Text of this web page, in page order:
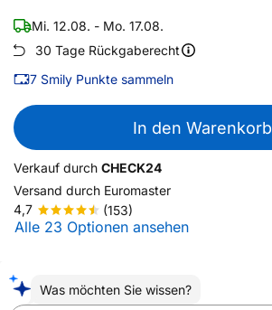
Mi. 12.08. - Mo. 17.08.
30 Tage Rückgaberecht
7 Smily Punkte sammeln
In den Warenkorb
Verkauf durch CHECK24
Versand durch Euromaster
4,7
(153)
Alle 23 Optionen ansehen
Was möchten Sie wissen?